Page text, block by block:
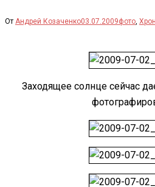
От Андрей Козаченко03.07.2009фото,
Заходящее солнце сейчас